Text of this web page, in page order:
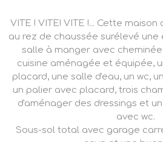
VITE ! VITE! VITE !... Cette
au rez de chaussée surélevé une
salle à manger avec
cuisine aménagée et équipée,
placard, une salle d'eau, un wc,
un palier avec placard, trois
d'aménager des dressings et
avec wc.
Sous-sol total avec garage